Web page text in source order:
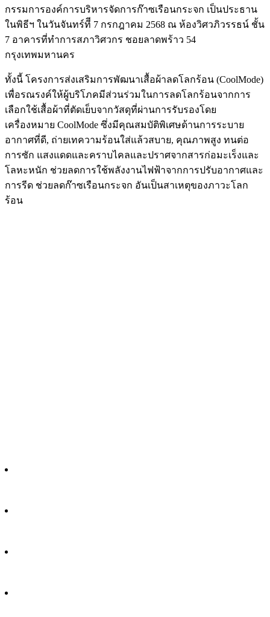
กรรมการองค์การบริหารจัดการก๊าซเรือนกระจก เป็นประธาน
ในพิธีฯ ในวันจันทร์ทีี 7 กรกฎาคม 2568 ณ ห้องวิศวภิวรรธน์ ชั้น
7 อาคารที่ทำการสภาวิศวกร ชอยลาดพร้าว 54
กรุงเทพมหานคร
ทั้งนี้ โครงการส่งเสริมการพัฒนาเสื้อผ้าลดโลกร้อน (CoolMode)
เพื่อรณรงค์ให้ผู้บริโภคมีส่วนร่วมในการลดโลกร้อนจากการ
เลือกใช้เสื้อผ้าที่ตัดเย็บจากวัสดุที่ผ่านการรับรองโดย
เครื่องหมาย CoolMode ซึ่งมีคุณสมบัติพิเศษด้านการระบาย
อากาศที่ดี, ถ่ายเทความร้อนใส่แล้วสบาย, คุณภาพสูง ทนต่อ
การซัก แสงแดดและคราบไคลและปราศจากสารก่อมะเร็งและ
โลหะหนัก ช่วยลดการใช้พลังงานไฟฟ้าจากการปรับอากาศและ
การรีด ช่วยลดก๊าซเรือนกระจก อันเป็นสาเหตุของภาวะโลก
ร้อน